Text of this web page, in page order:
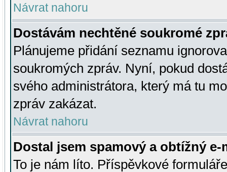
Návrat nahoru
Dostávám nechtěné soukromé
Plánujeme přidání seznamu
soukromých zpráv. Nyní, pokud
svého administrátora, který má tu
zpráv zakázat.
Návrat nahoru
Dostal jsem spamový a obtížný
To je nám líto. Příspěvkové